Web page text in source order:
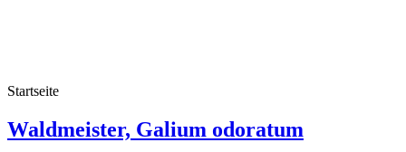
Startseite
Waldmeister, Galium odoratum